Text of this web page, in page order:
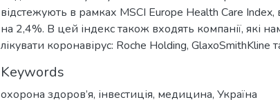
відстежують в рамках MSCI Europe Health Care
на 2,4%. В цей індекс також входять компанії, які
лікувати коронавірус: Roche Holding, GlaxoSmithKline
Keywords
охорона здоров’я, інвестиція, медицина, Україна